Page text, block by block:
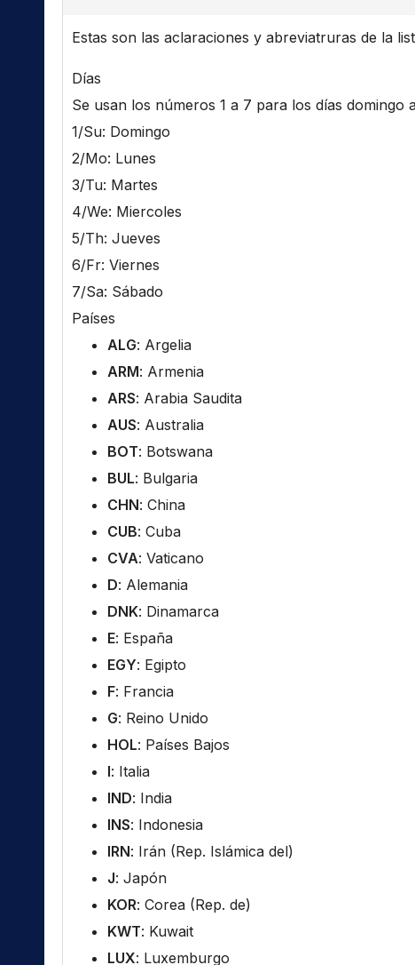
Estas son las aclaraciones y abreviatruras de la
Días
Se usan los números 1 a 7 para los días domingo
1/Su: Domingo
2/Mo: Lunes
3/Tu: Martes
4/We: Miercoles
5/Th: Jueves
6/Fr: Viernes
7/Sa: Sábado
Países
ALG: Argelia
ARM: Armenia
ARS: Arabia Saudita
AUS: Australia
BOT: Botswana
BUL: Bulgaria
CHN: China
CUB: Cuba
CVA: Vaticano
D: Alemania
DNK: Dinamarca
E: España
EGY: Egipto
F: Francia
G: Reino Unido
HOL: Países Bajos
I: Italia
IND: India
INS: Indonesia
IRN: Irán (Rep. Islámica del)
J: Japón
KOR: Corea (Rep. de)
KWT: Kuwait
LUX: Luxemburgo